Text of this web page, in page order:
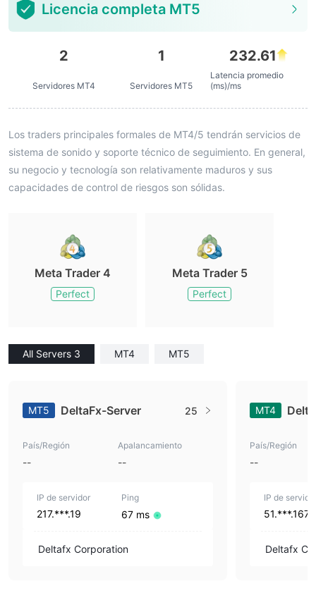
Licencia completa MT5
2
Servidores MT4
1
Servidores MT5
232.61
Latencia promedio
(ms)/ms
Los traders principales formales de MT4/5 tendrán servicios de
sistema de sonido y soporte técnico de seguimiento. En general,
su negocio y tecnología son relativamente maduros y sus
capacidades de control de riesgos son sólidas.
Meta Trader 4
Perfect
Meta Trader 5
Perfect
All Servers 3 MT4 MT5
MT5 DeltaFx-Server 25
País/Región
--
Apalancamiento
--
IP de servidor
217.***.19
Ping
67 ms
Deltafx Corporation
MT4
País/Región
--
IP de
51.***.167
Deltafx